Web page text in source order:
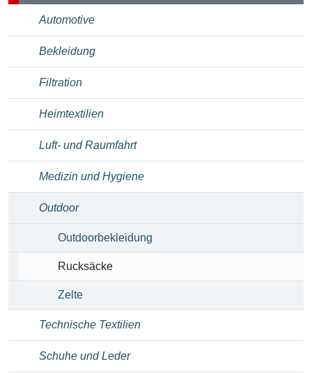
Automotive
Bekleidung
Filtration
Heimtextilien
Luft- und Raumfahrt
Medizin und Hygiene
Outdoor
Outdoorbekleidung
Rucksäcke
Zelte
Technische Textilien
Schuhe und Leder